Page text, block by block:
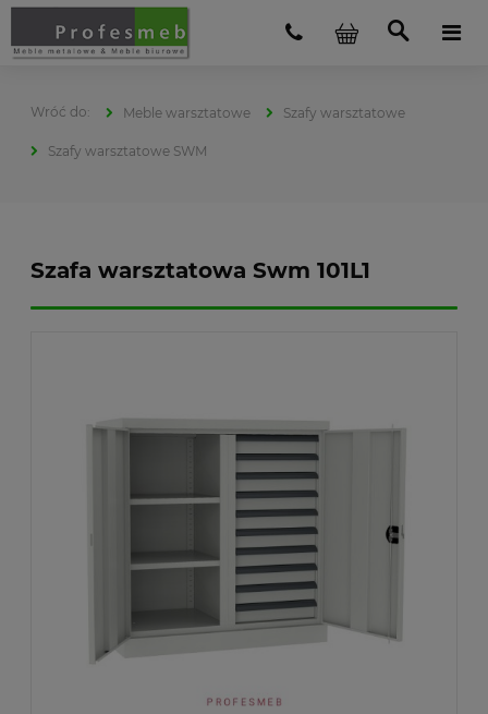
Meble warsztatowe Szafy warsztatowe
Szafy warsztatowe SWM
Szafa warsztatowa Swm 101L1